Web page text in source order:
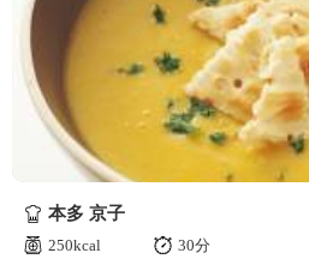
本多 京子
250kcal
30分